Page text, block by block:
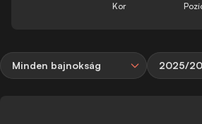
Kor
Minden bajnokság 2025/